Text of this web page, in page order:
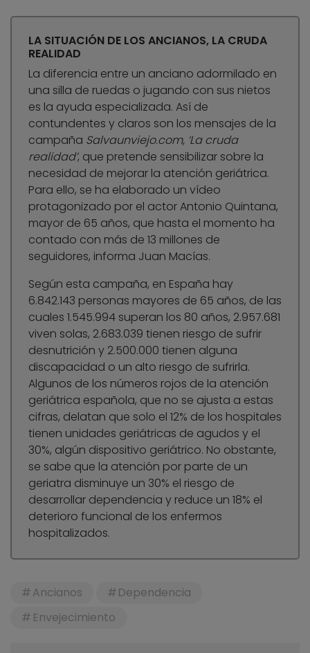
LA SITUACIÓN DE LOS ANCIANOS, LA CRUDA
REALIDAD
La diferencia entre un anciano adormilado en
una silla de ruedas o jugando con sus nietos
es la ayuda especializada. Así de
contundentes y claros son los mensajes de la
campaña Salvaunviejo.com, ‘La cruda
realidad’, que pretende sensibilizar sobre la
necesidad de mejorar la atención geriátrica.
Para ello, se ha elaborado un vídeo
protagonizado por el actor Antonio Quintana,
mayor de 65 años, que hasta el momento ha
contado con más de 13 millones de
seguidores, informa Juan Macías.
Según esta campaña, en España hay
6.842.143 personas mayores de 65 años, de las
cuales 1.545.994 superan los 80 años, 2.957.681
viven solas, 2.683.039 tienen riesgo de sufrir
desnutrición y 2.500.000 tienen alguna
discapacidad o un alto riesgo de sufrirla.
Algunos de los números rojos de la atención
geriátrica española, que no se ajusta a estas
cifras, delatan que solo el 12% de los hospitales
tienen unidades geriátricas de agudos y el
30%, algún dispositivo geriátrico. No obstante,
se sabe que la atención por parte de un
geriatra disminuye un 30% el riesgo de
desarrollar dependencia y reduce un 18% el
deterioro funcional de los enfermos
hospitalizados.
Ancianos
Dependencia
Envejecimiento